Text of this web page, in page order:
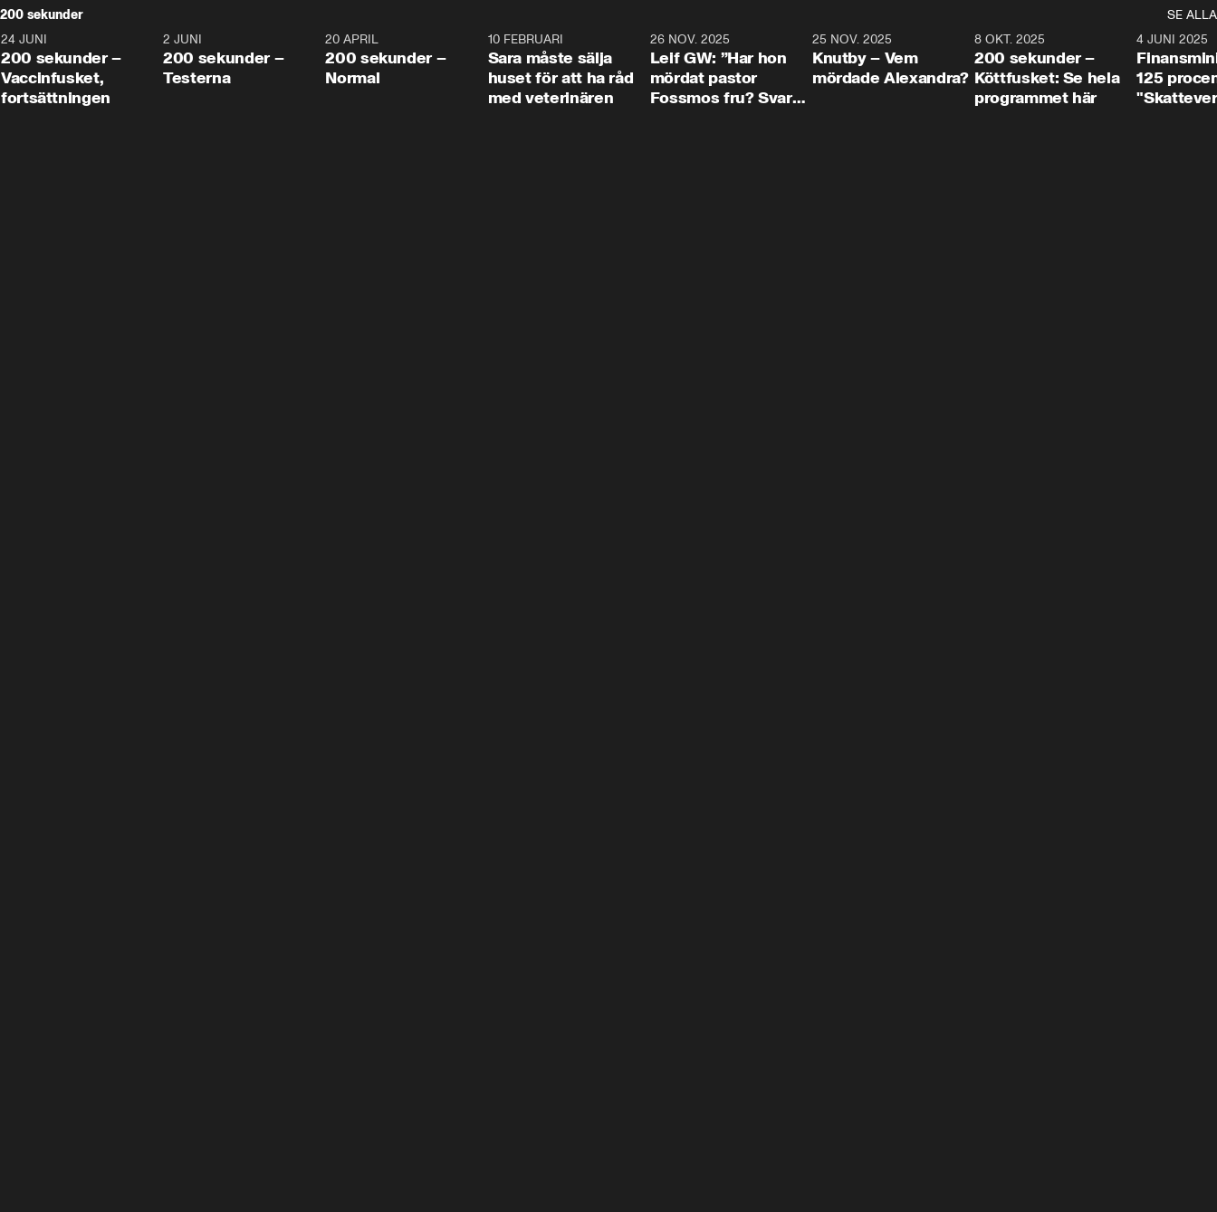
200 sekunder
SE ALLA
5:00
24 JUNI
200 sekunder –
Vaccinfusket,
fortsättningen
4:23
2 JUNI
200 sekunder –
Testerna
20 APRIL
200 sekunder –
Normal
10 FEBRUARI
Sara måste sälja
huset för att ha råd
med veterinären
26 NOV. 2025
Leif GW: ”Har hon
mördat pastor
Fossmos fru? Svar
31:05
25 NOV. 2025
Knutby – Vem
mördade Alexandra?
4:29
8 OKT. 2025
200 sekunder –
Köttfusket: Se hela
programmet här
4 JUNI 2025
125